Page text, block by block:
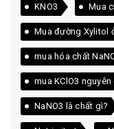
KNO3 Mua
Mua đường Xylitol
mua hóa chất
mua KClO3 nguyên
NaNO3 là chất gì?